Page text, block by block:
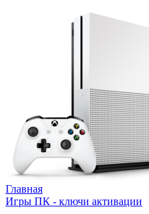
Главная
Игры ПК - ключи активации